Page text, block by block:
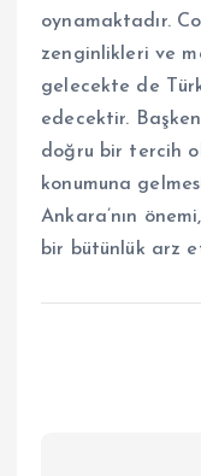
oynamaktadır.
zenginlikleri ve
gelecekte de
edecektir.
doğru bir tercih
konumuna
Ankara’nın
bir bütünlük arz